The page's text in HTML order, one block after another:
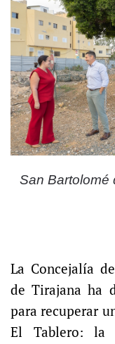
San Bartolomé
La Concejalía
de Tirajana ha
para recuperar
El Tablero: la